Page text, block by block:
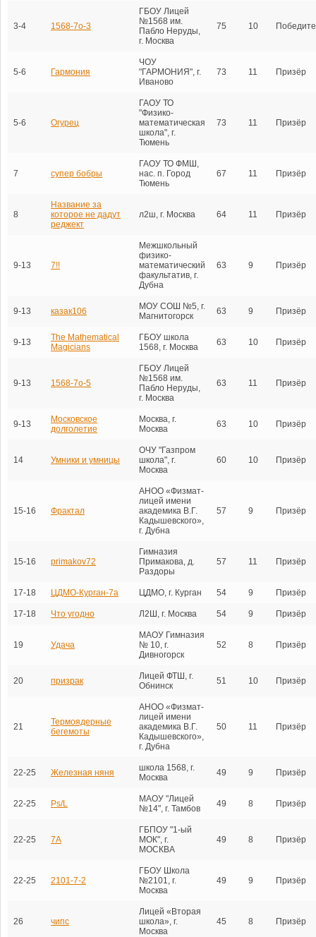
3-4 1568-7о-3
ГБОУ Лицей
№1568 им.
Пабло Неруды,
г. Москва
75 10
5-6 Гармония
ЧОУ
"ГАРМОНИЯ", г.
Иваново
73 11 Призёр
5-6 Огурец
ГАОУ ТО
"Физико-
математическая
школа", г.
Тюмень
73 11 Призёр
7 супер бобры
ГАОУ ТО ФМШ,
нас. п. Город
Тюмень
67 11 Призёр
8
Название за
которое не дадут
реджект
л2ш, г. Москва 64 11 Призёр
9-13 7!!
Межшкольный
физико-
математический
факультатив, г.
Дубна
63 9 Призёр
9-13 казак106
МОУ СОШ №5, г.
Магнитогорск
63 9 Призёр
9-13
The Mathematical
Magicians
ГБОУ школа
1568, г. Москва
63 10 Призёр
9-13 1568-7о-5
ГБОУ Лицей
№1568 им.
Пабло Неруды,
г. Москва
63 11 Призёр
9-13
Московское
долголетие
Москва, г.
Москва
63 10 Призёр
14 Умники и умницы
ОЧУ "Газпром
школа", г.
Москва
60 10 Призёр
15-16 Фрактал
АНОО «Физмат-
лицей имени
академика В.Г.
Кадышевского»,
г. Дубна
57 9 Призёр
15-16 primakov72
Гимназия
Примакова, д.
Раздоры
57 11 Призёр
17-18 ЦДМО-Курган-7а ЦДМО, г. Курган 54 9 Призёр
17-18 Что угодно Л2Ш, г. Москва 54 9 Призёр
19 Удача
МАОУ Гимназия
№ 10, г.
Дивногорск
52 8 Призёр
20 призрак
Лицей ФТШ, г.
Обнинск
51 10 Призёр
21
Термоядерные
бегемоты
АНОО «Физмат-
лицей имени
академика В.Г.
Кадышевского»,
г. Дубна
50 11 Призёр
22-25 Железная няня
школа 1568, г.
Москва
49 9 Призёр
22-25 Ps/L
МАОУ "Лицей
№14", г. Тамбов
49 8 Призёр
22-25 7A
ГБПОУ "1-ый
МОК", г.
МОСКВА
49 8 Призёр
22-25 2101-7-2
ГБОУ Школа
№2101, г.
Москва
49 9 Призёр
26 чипс
Лицей «Вторая
школа», г.
Москва
45 8 Призёр